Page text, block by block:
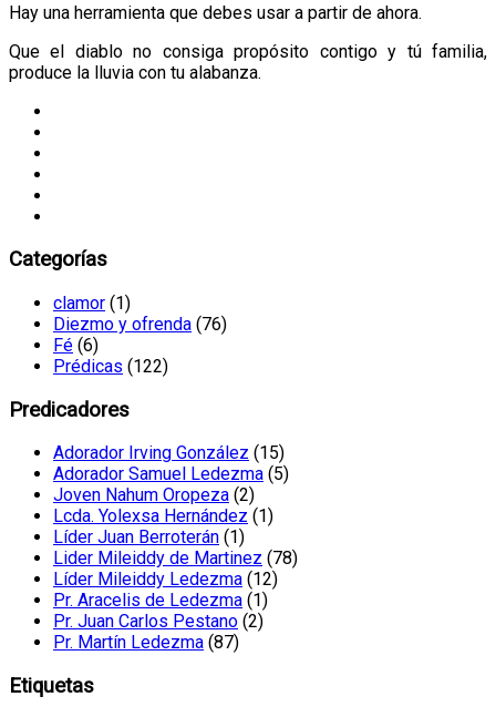
Hay una herramienta que debes usar a partir de ahora.
Que el diablo no consiga propósito contigo y tú familia,
produce la lluvia con tu alabanza.
Categorías
clamor (1)
Diezmo y ofrenda (76)
Fé (6)
Prédicas (122)
Predicadores
Adorador Irving González (15)
Adorador Samuel Ledezma (5)
Joven Nahum Oropeza (2)
Lcda. Yolexsa Hernández (1)
Líder Juan Berroterán (1)
Lider Mileiddy de Martinez (78)
Líder Mileiddy Ledezma (12)
Pr. Aracelis de Ledezma (1)
Pr. Juan Carlos Pestano (2)
Pr. Martín Ledezma (87)
Etiquetas